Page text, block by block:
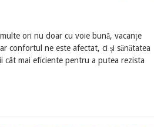
ori nu doar cu voie bună, vacanțe
confortul ne este afectat, ci și sănătatea
cât mai eficiente pentru a putea rezista